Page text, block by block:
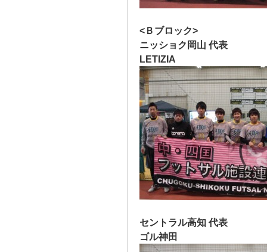
<Ｂブロック>
ニッショク岡山 代表
LETIZIA
セントラル高知 代表
ゴル神田